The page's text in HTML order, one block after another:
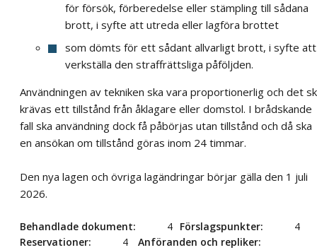
för försök, förberedelse eller stämpling till sådana
brott, i syfte att utreda eller lagföra brottet
som dömts för ett sådant allvarligt brott, i syfte att
verkställa den straffrättsliga påföljden.
Användningen av tekniken ska vara proportionerlig och det
krävas ett tillstånd från åklagare eller domstol. I brådskande
fall ska användning dock få påbörjas utan tillstånd och då ska
en ansökan om tillstånd göras inom 24 timmar.
Den nya lagen och övriga lagändringar börjar gälla den 1 juli
2026.
Behandlade dokument 4 Förslagspunkter
4
Reservationer
4
Anföranden och repliker